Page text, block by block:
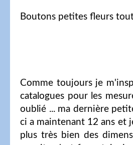
Boutons petites fleurs
Comme toujours je
catalogues pour les
oublié ... ma dernière
ci a maintenant 12 ans et
plus très bien des